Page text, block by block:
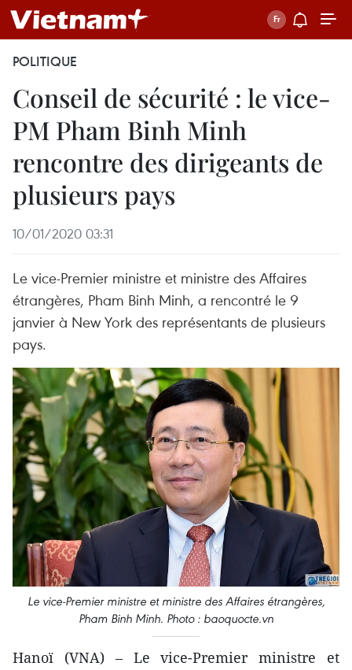
POLITIQUE
Conseil de sécurité : le vice-
PM Pham Binh Minh
rencontre des dirigeants de
plusieurs pays
10/01/2020 03:31
Le vice-Premier ministre et ministre des Affaires
étrangères, Pham Binh Minh, a rencontré le 9
janvier à New York des représentants de plusieurs
pays.
Le vice-Premier ministre et ministre des Affaires étrangères,
Pham Binh Minh. Photo : baoquocte.vn
Hanoï (VNA) – Le vice-Premier ministre et